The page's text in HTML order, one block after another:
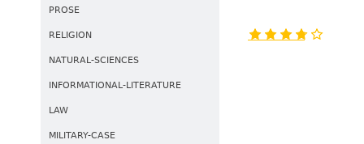
PROSE
RELIGION
NATURAL-SCIENCES
INFORMATIONAL-LITERATURE
LAW
MILITARY-CASE